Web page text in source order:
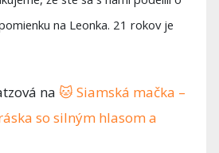
na Leonka. 21 rokov je
na🐱 Siamská mačka –
so silným hlasom a